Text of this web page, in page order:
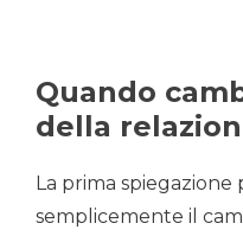
Quando
della
La prima spiegazione
semplicemente il